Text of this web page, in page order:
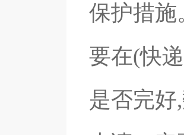
保护措施
要在(快
是否完